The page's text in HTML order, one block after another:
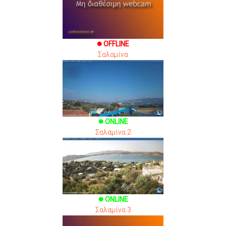
brightness_1 OFFLINE
Σαλαμίνα
brightness_1 ONLINE
Σαλαμίνα 2
brightness_1 ONLINE
Σαλαμίνα 3